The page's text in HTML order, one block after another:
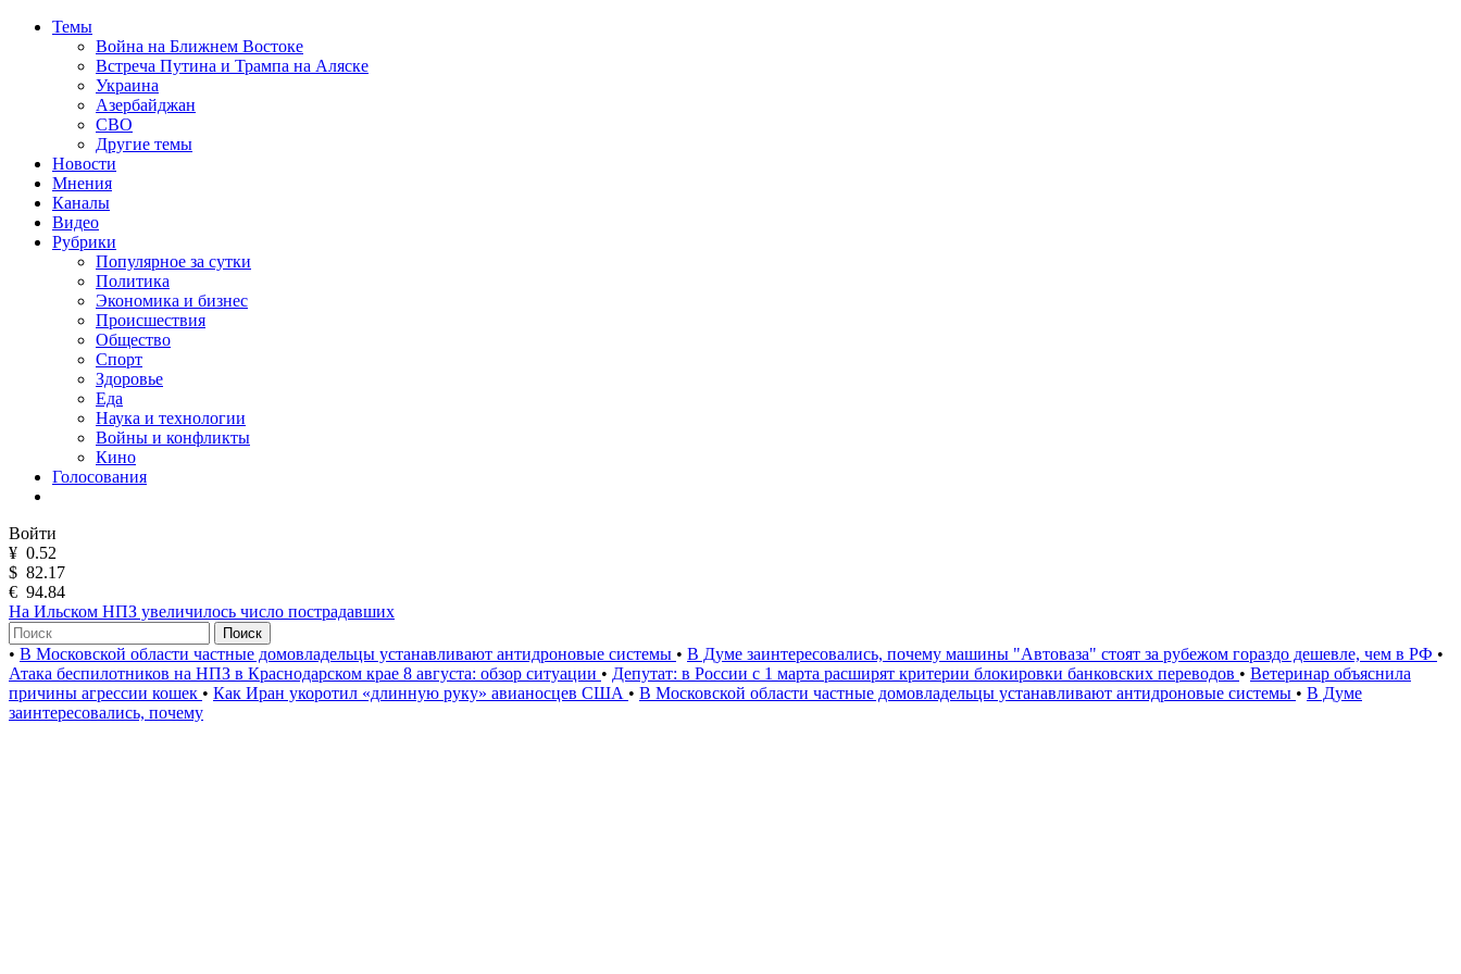
Темы
Война на Ближнем Востоке
Встреча Путина и Трампа на Аляске
Украина
Азербайджан
СВО
Другие темы
Новости
Мнения
Каналы
Видео
Рубрики
Популярное за сутки
Политика
Экономика и бизнес
Происшествия
Общество
Спорт
Здоровье
Еда
Наука и технологии
Войны и конфликты
Кино
Голосования
Войти
¥ 0.52
$ 82.17
€ 94.84
На Ильском НПЗ увеличилось число пострадавших
Поиск
• В Московской области частные домовладельцы устанавливают антидроновые системы • В Думе заинтересовались, почему машины "Автоваза" стоят за рубежом гораздо дешевле, чем в РФ •
Атака беспилотников на НПЗ в Краснодарском крае 8 августа: обзор ситуации • Депутат: в России с 1 марта расширят критерии блокировки банковских переводов • Ветеринар объяснила
причины агрессии кошек • Как Иран укоротил «длинную руку» авианосцев США • В Московской области частные домовладельцы устанавливают антидроновые системы • В Думе
заинтересовались, почему